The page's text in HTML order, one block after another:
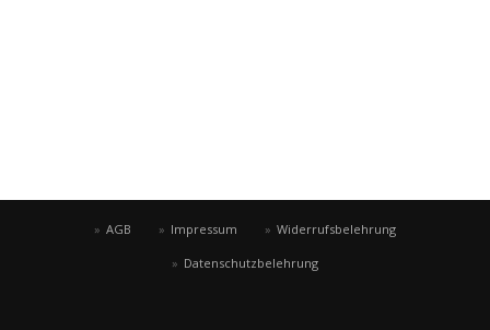
AGB Impressum Widerrufsbelehrung
Datenschutzbelehrung